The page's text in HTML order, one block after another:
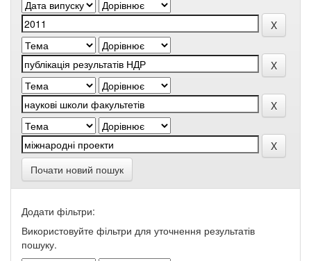
Почати новий пошук
Додати фільтри:
Використовуйте фільтри для уточнення результатів
пошуку.